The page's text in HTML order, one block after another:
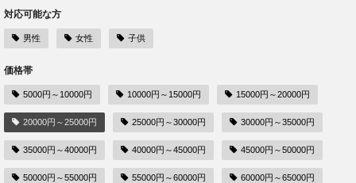
対応可能な方
男性 女性 子供
価格帯
5000円～10000円 10000円～15000円 15000円～20000円
20000円～25000円 25000円～30000円 30000円～35000円
35000円～40000円 40000円～45000円 45000円～50000円
50000円～55000円 55000円～60000円 60000円～65000円